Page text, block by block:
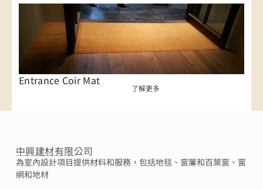
Entrance Coir Mat
了解更多
中興建材有限公司
為室內設計項目提供材料和服務，包括地毯、窗簾和百葉窗、窗
網和地材